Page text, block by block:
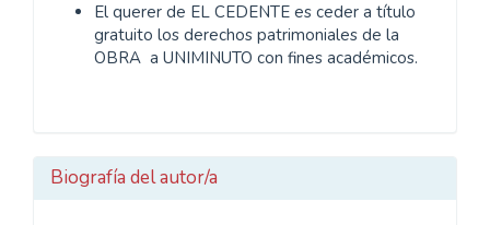
El querer de EL CEDENTE es ceder a título
gratuito los derechos patrimoniales de la
OBRA a UNIMINUTO con fines académicos.
Biografía del autor/a